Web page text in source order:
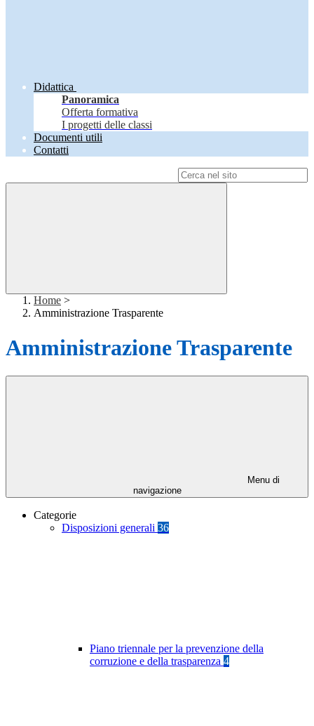
Didattica
Panoramica
Offerta formativa
I progetti delle classi
Documenti utili
Contatti
Home >
Amministrazione Trasparente
Amministrazione Trasparente
Menu di
navigazione
Categorie
Disposizioni generali 36
Piano triennale per la prevenzione della
corruzione e della trasparenza 4